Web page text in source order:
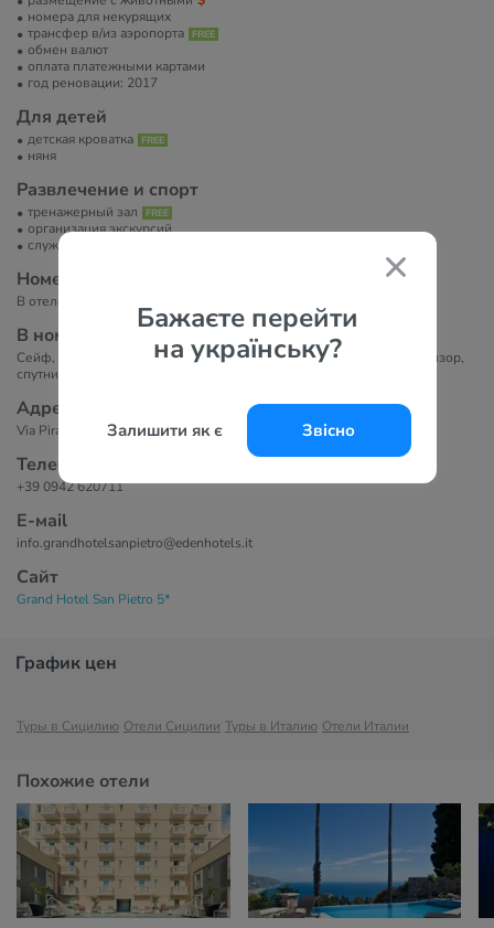
Бажаєте перейти
на українську?
Залишити як є Звісно
номера для некурящих
трансфер в/из аэропорта
обмен валют
оплата платежными картами
год реновации: 2017
Для детей
детская кроватка
няня
Развлечение и спорт
тренажерный зал
организация экскурсий
служба организации торжеств
Номера
В отеле всего 63 номера.
В номерах
Сейф, кондиционер, телефон, Wi-Fi (бесплатно), мини-бар, телевизор,
спутниковое ТВ, ванная комната, фен, халат и тапочки.
Адрес
Via Pirandello, 50, 98039 Taormina (ME), Italy.
Телефоны
+39 0942 620711
Е-маil
info.grandhotelsanpietro@edenhotels.it
Сайт
Grand Hotel San Pietro 5*
График цен
Туры в Сицилию Отели Сицилии Туры в Италию Отели Италии
Похожие отели